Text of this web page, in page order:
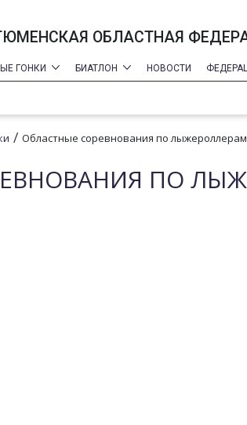
ОБЛАСТНАЯ
ГОНКИ БИАТЛОН НОВОСТИ
/ Областные соревнования по
ПО